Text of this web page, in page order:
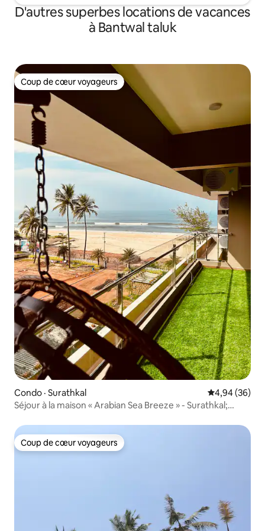
D'autres superbes locations de vacances
à Bantwal taluk
Coup de cœur voyageurs
Coup de cœur voyageurs
Condo · Surathkal Note
4,94 (36)
Séjour à la maison « Arabian Sea Breeze » - Surathkal;
Coup de cœur voyageurs
Coup de cœur voyageurs